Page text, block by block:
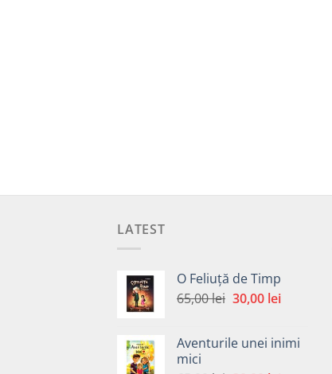
LATEST
O Feliuță de Timp
65,00lei Prețul
fost:
30,00 leiPrețul
30,00 lei.
Aventurile unei inimi
mici